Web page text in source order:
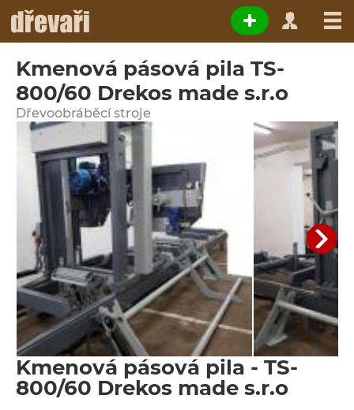
Kmenová pásová pila TS-
800/60 Drekos made s.r.o
Dřevoobráběcí stroje
Kmenová pásová pila - TS-
800/60 Drekos made s.r.o